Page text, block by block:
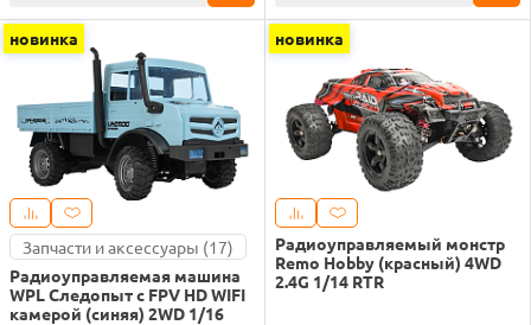
новинка
Запчасти и аксессуары (17)
Радиоуправляемая машина
WPL Следопыт с FPV HD WIFI
камерой (синяя) 2WD 1/16
новинка
Радиоуправляемый монстр
Remo Hobby (красный) 4WD
2.4G 1/14 RTR